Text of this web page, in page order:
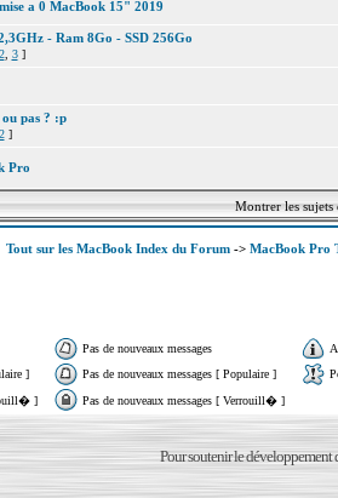
a 0 MacBook 15" 2019
- Ram 8Go - SSD 256Go
2, 3]
pas ? :p
2]
Pro
Montrer les
Tout sur les MacBook Index du Forum-> MacBook Pro
Pas de nouveaux messages
]
Pas de nouveaux messages [ Populaire ]
]
Pas de nouveaux messages [ Verrouill� ]
Pour soutenir le développement